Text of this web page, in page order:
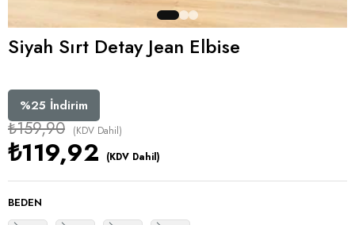
Siyah Sırt Detay Jean Elbise
%25 İndirim
₺159,90 (KDV Dahil)
₺119,92 (KDV Dahil)
BEDEN